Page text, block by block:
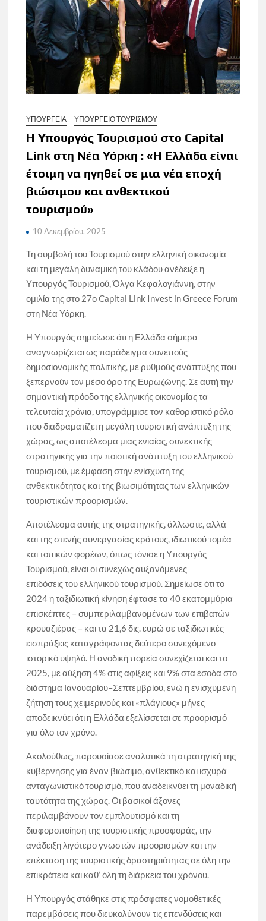
ΥΠΟΥΡΓΕΙΑ ΥΠΟΥΡΓΕΙΟ ΤΟΥΡΙΣΜΟΥ
Η Υπουργός Τουρισμού στο Capital
Link στη Νέα Υόρκη : «Η Ελλάδα είναι
έτοιμη να ηγηθεί σε μια νέα εποχή
βιώσιμου και ανθεκτικού
τουρισμού»
10 Δεκεμβρίου, 2025
Τη συμβολή του Τουρισμού στην ελληνική οικονομία
και τη μεγάλη δυναμική του κλάδου ανέδειξε η
Υπουργός Τουρισμού, Όλγα Κεφαλογιάννη, στην
ομιλία της στο 27ο Capital Link Invest in Greece Forum
στη Νέα Υόρκη.
Η Υπουργός σημείωσε ότι η Ελλάδα σήμερα
αναγνωρίζεται ως παράδειγμα συνεπούς
δημοσιονομικής πολιτικής, με ρυθμούς ανάπτυξης που
ξεπερνούν τον μέσο όρο της Ευρωζώνης. Σε αυτή την
σημαντική πρόοδο της ελληνικής οικονομίας τα
τελευταία χρόνια, υπογράμμισε τον καθοριστικό ρόλο
που διαδραματίζει η μεγάλη τουριστική ανάπτυξη της
χώρας, ως αποτέλεσμα μιας ενιαίας, συνεκτικής
στρατηγικής για την ποιοτική ανάπτυξη του ελληνικού
τουρισμού, με έμφαση στην ενίσχυση της
ανθεκτικότητας και της βιωσιμότητας των ελληνικών
τουριστικών προορισμών.
Αποτέλεσμα αυτής της στρατηγικής, άλλωστε, αλλά
και της στενής συνεργασίας κράτους, ιδιωτικού τομέα
και τοπικών φορέων, όπως τόνισε η Υπουργός
Τουρισμού, είναι οι συνεχώς αυξανόμενες
επιδόσεις του ελληνικού τουρισμού. Σημείωσε ότι το
2024 η ταξιδιωτική κίνηση έφτασε τα 40 εκατομμύρια
επισκέπτες – συμπεριλαμβανομένων των επιβατών
κρουαζιέρας – και τα 21,6 δις. ευρώ σε ταξιδιωτικές
εισπράξεις καταγράφοντας δεύτερο συνεχόμενο
ιστορικό υψηλό. Η ανοδική πορεία συνεχίζεται και το
2025, με αύξηση 4% στις αφίξεις και 9% στα έσοδα στο
διάστημα Ιανουαρίου–Σεπτεμβρίου, ενώ η ενισχυμένη
ζήτηση τους χειμερινούς και «πλάγιους» μήνες
αποδεικνύει ότι η Ελλάδα εξελίσσεται σε προορισμό
για όλο τον χρόνο.
Ακολούθως, παρουσίασε αναλυτικά τη στρατηγική της
κυβέρνησης για έναν βιώσιμο, ανθεκτικό και ισχυρά
ανταγωνιστικό τουρισμό, που αναδεικνύει τη μοναδική
ταυτότητα της χώρας. Οι βασικοί άξονες
περιλαμβάνουν τον εμπλουτισμό και τη
διαφοροποίηση της τουριστικής προσφοράς, την
ανάδειξη λιγότερο γνωστών προορισμών και την
επέκταση της τουριστικής δραστηριότητας σε όλη την
επικράτεια και καθ’ όλη τη διάρκεια του χρόνου.
Η Υπουργός στάθηκε στις πρόσφατες νομοθετικές
παρεμβάσεις που διευκολύνουν τις επενδύσεις και